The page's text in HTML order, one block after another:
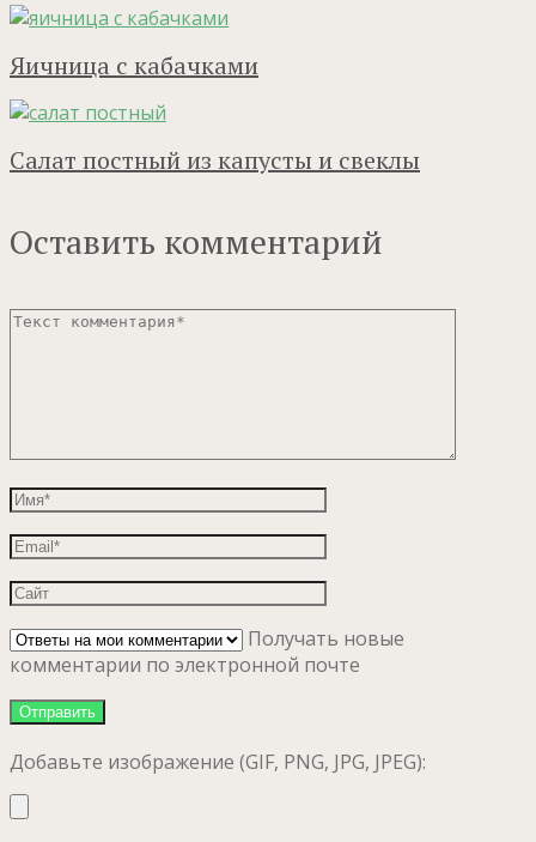
Яичница с кабачками
Салат постный из капусты и свеклы
Оставить комментарий
Получать новые
комментарии по электронной почте
Добавьте изображение (GIF, PNG, JPG, JPEG):